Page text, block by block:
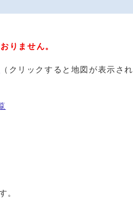
りません。
（クリックすると地図が表示され
。